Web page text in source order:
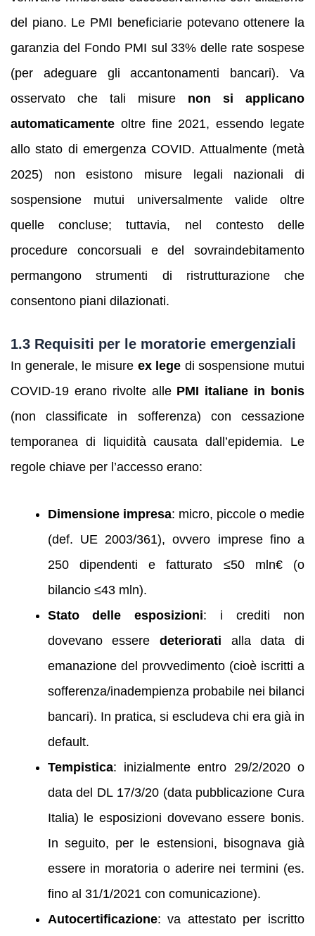
del piano. Le PMI beneficiarie potevano ottenere la
garanzia del Fondo PMI sul 33% delle rate sospese
(per adeguare gli accantonamenti bancari). Va
osservato che tali misure non si applicano
automaticamente oltre fine 2021, essendo legate
allo stato di emergenza COVID. Attualmente (metà
2025) non esistono misure legali nazionali di
sospensione mutui universalmente valide oltre
quelle concluse; tuttavia, nel contesto delle
procedure concorsuali e del sovraindebitamento
permangono strumenti di ristrutturazione che
consentono piani dilazionati.
1.3 Requisiti per le moratorie emergenziali
In generale, le misure ex lege di sospensione mutui
COVID-19 erano rivolte alle PMI italiane in bonis
(non classificate in sofferenza) con cessazione
temporanea di liquidità causata dall’epidemia. Le
regole chiave per l’accesso erano:
Dimensione impresa: micro, piccole o medie
(def. UE 2003/361), ovvero imprese fino a
250 dipendenti e fatturato ≤50 mln€ (o
bilancio ≤43 mln).
Stato delle esposizioni: i crediti non
dovevano essere deteriorati alla data di
emanazione del provvedimento (cioè iscritti a
sofferenza/inadempienza probabile nei bilanci
bancari). In pratica, si escludeva chi era già in
default.
Tempistica: inizialmente entro 29/2/2020 o
data del DL 17/3/20 (data pubblicazione Cura
Italia) le esposizioni dovevano essere bonis.
In seguito, per le estensioni, bisognava già
essere in moratoria o aderire nei termini (es.
fino al 31/1/2021 con comunicazione).
Autocertificazione: va attestato per iscritto